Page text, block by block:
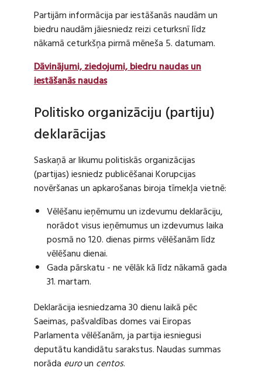
Partijām informācija par iestāšanās naudām un
biedru naudām jāiesniedz reizi ceturksnī līdz
nākamā ceturkšņa pirmā mēneša 5. datumam.
Dāvinājumi, ziedojumi, biedru naudas un
iestāšanās naudas
Politisko organizāciju (partiju)
deklarācijas
Saskaņā ar likumu politiskās organizācijas
(partijas) iesniedz publicēšanai Korupcijas
novēršanas un apkarošanas biroja tīmekļa vietnē:
Vēlēšanu ieņēmumu un izdevumu deklarāciju,
norādot visus ieņēmumus un izdevumus laika
posmā no 120. dienas pirms vēlēšanām līdz
vēlēšanu dienai.
Gada pārskatu - ne vēlāk kā līdz nākamā gada
31. martam.
Deklarācija iesniedzama 30 dienu laikā pēc
Saeimas, pašvaldības domes vai Eiropas
Parlamenta vēlēšanām, ja partija iesniegusi
deputātu kandidātu sarakstus. Naudas summas
norāda euroun centos.